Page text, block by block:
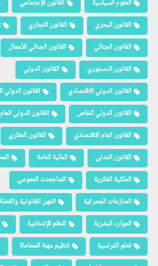
العلوم السياسية
القانون الإجتماعي
القانون البحري
القانون التجاري
القانون الجنائي
القانون الجنائي للأعمال
القانون الدستوري
القانون الدولي
القانون الدولي الاقتصادي
القانون الدولي
القانون الدولي الخاص
القانون الدولي العام
القانون العام الاقتصادي
القانون العقاري
القانون المدني
المالية العامة
الملكية الفكرية
المناجمنت العمومي
المنازعات الجمركية
المهن القانونية
الموارد البشرية
النظم الإنتخابية
تعلم الفرنسية
تنظيم مهنة المحاماة